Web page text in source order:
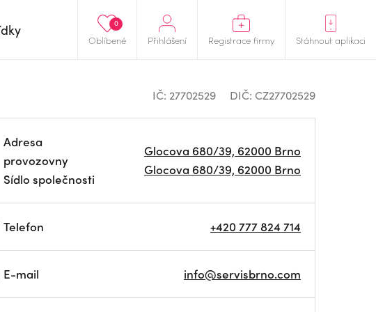
Oblíbené
0
Přihlášení Registrace firmy Stáhnout aplikaci
IČ: 27702529 DIČ: CZ27702529
Adresa
provozovny
Sídlo společnosti
Glocova 680/39, 62000 Brno
Glocova 680/39, 62000 Brno
Telefon +420 777 824 714
E-mail info@servisbrno.com